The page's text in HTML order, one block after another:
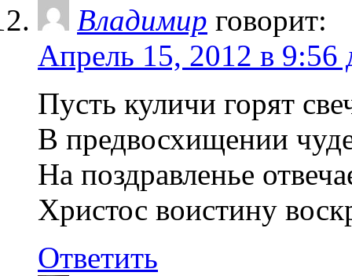
Владимир говорит:
Апрель 15, 2012 в 9:56
Пусть куличи горят
В предвосхищении
На поздравленье
Христос воистину
Ответить